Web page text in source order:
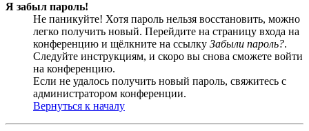
Я забыл пароль!
Не паникуйте! Хотя пароль нельзя восстановить, можно
легко получить новый. Перейдите на страницу входа на
конференцию и щёлкните на ссылку Забыли пароль?.
Следуйте инструкциям, и скоро вы снова сможете войти
на конференцию.
Если не удалось получить новый пароль, свяжитесь с
администратором конференции.
Вернуться к началу